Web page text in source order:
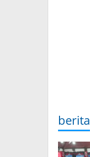
berita